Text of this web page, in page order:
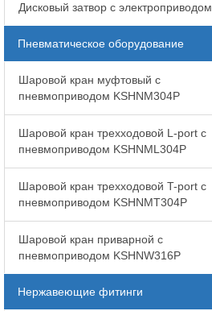
Дисковый затвор с электроприводом
Пневматическое оборудование
Шаровой кран муфтовый с
пневмоприводом KSHNM304P
Шаровой кран трехходовой L-port с
пневмоприводом KSHNML304P
Шаровой кран трехходовой T-port с
пневмоприводом KSHNMT304P
Шаровой кран приварной с
пневмоприводом KSHNW316P
Нержавеющие фитинги